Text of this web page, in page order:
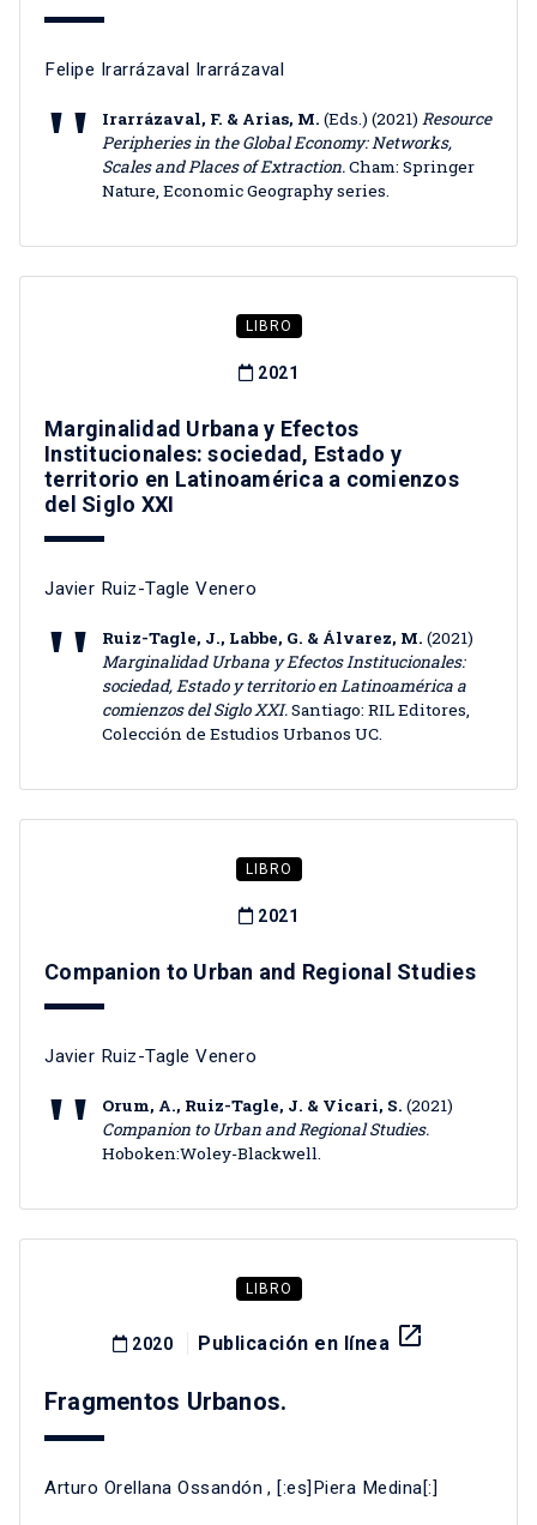
Felipe Irarrázaval Irarrázaval
Irarrázaval, F. & Arias, M. (Eds.) (2021) Resource
Peripheries in the Global Economy: Networks,
Scales and Places of Extraction.Cham: Springer
Nature, Economic Geography series.
LIBRO
2021
Marginalidad Urbana y Efectos
Institucionales: sociedad, Estado y
territorio en Latinoamérica a comienzos
del Siglo XXI
Javier Ruiz-Tagle Venero
Ruiz-Tagle, J., Labbe, G. & Álvarez, M. (2021)
Marginalidad Urbana y Efectos Institucionales:
sociedad, Estado y territorio en Latinoamérica a
comienzos del Siglo XXI.Santiago: RIL Editores,
Colección de Estudios Urbanos UC.
LIBRO
2021
Companion to Urban and Regional Studies
Javier Ruiz-Tagle Venero
Orum, A., Ruiz-Tagle, J. & Vicari, S. (2021)
Companion to Urban and Regional Studies.
Hoboken:Woley-Blackwell.
LIBRO
2020 Publicación en línea launch
Fragmentos Urbanos.
Arturo Orellana Ossandón , [:es]Piera Medina[:]